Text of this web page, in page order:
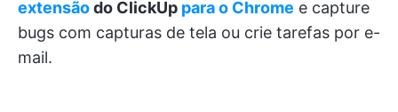
extensãodo ClickUp para o Chrome e capture
bugs com capturas de tela ou crie tarefas por e-
mail.